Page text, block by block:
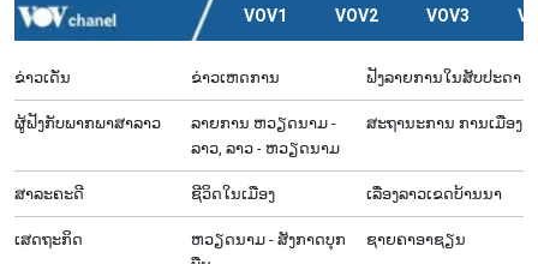
VOV1 VOV2 VOV3
ຂ່າວເດັ່ນ ຂ່າວເຫດການ ຟັງລາຍການໃນສັບປະດາ
ຜູ້​ຟັງ​ກັບ​ພາກ​ພາ​ສາ​ລາວ
ລາຍ​ການ ຫວຽດນາມ -
ລາວ, ລາວ - ຫວຽດນາມ
ສະຖານະການ ການເມືອງ
ສາລະຄະດີ ຊີ​ວິດ​ໃນ​ເມືອງ ເລື່ອງ​ລາວ​ເ​ຂດ​ບ້ານ​ນາ
ເສດຖະກິດ
ຫວຽດ​ນາມ - ສັງ​ກາດ​ບຸກ​
ຊາຍຄາອາຊຽນ